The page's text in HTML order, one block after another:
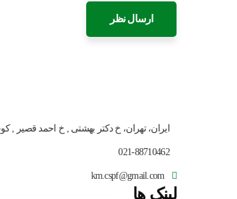
ایران، تهران، خ دکتر بهشتی , خ احمد قصیر , کوچه هفتم
021-88710462
km.cspf@gmail.com
لینک ها